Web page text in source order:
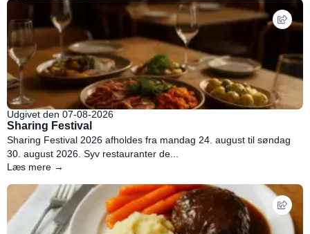
Udgivet den 07-08-2026
Sharing Festival
Sharing Festival 2026 afholdes fra mandag 24. august til søndag
30. august 2026. Syv restauranter de...
Læs mere →